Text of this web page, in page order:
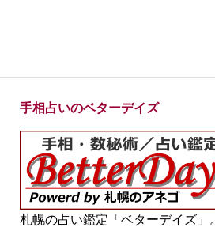
手相占いのベターデイズ
札幌の占い鑑定「ベターデイズ」